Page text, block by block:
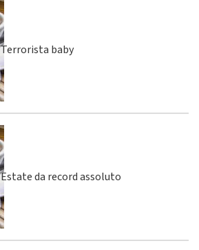
Terrorista baby
Estate da record assoluto